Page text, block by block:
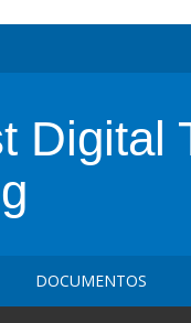
Digital
DOCUMENTOS